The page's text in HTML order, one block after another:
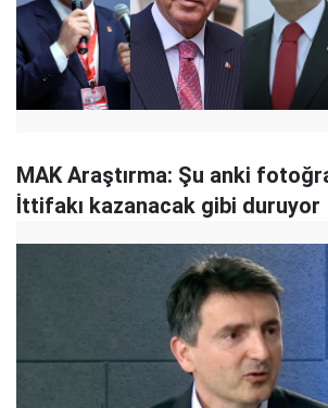
MAK Araştırma: Şu anki
İttifakı kazanacak gibi duruyor